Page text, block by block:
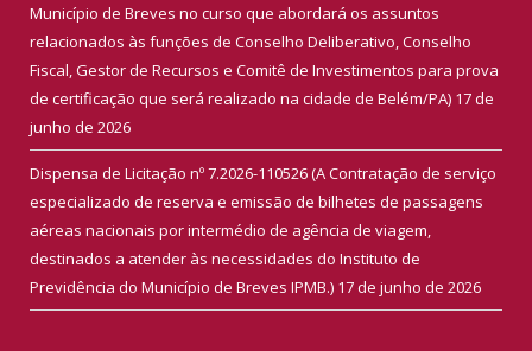
Município de Breves no curso que abordará os assuntos
relacionados às funções de Conselho Deliberativo, Conselho
Fiscal, Gestor de Recursos e Comitê de Investimentos para prova
de certificação que será realizado na cidade de Belém/PA) 17 de
junho de 2026
Dispensa de Licitação nº 7.2026-110526 (A Contratação de serviço
especializado de reserva e emissão de bilhetes de passagens
aéreas nacionais por intermédio de agência de viagem,
destinados a atender às necessidades do Instituto de
Previdência do Município de Breves IPMB.) 17 de junho de 2026